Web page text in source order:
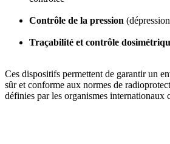
Contrôle de la pression
Traçabilité et contrôle
Ces dispositifs permettent de garantir un
sûr et conforme aux normes de
définies par les organismes internationaux